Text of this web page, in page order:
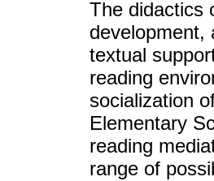
The didactics
development,
textual
reading
socialization
Elementary
reading
range of